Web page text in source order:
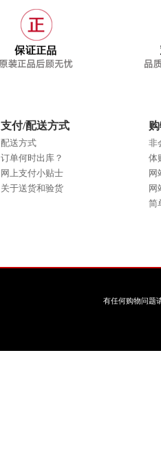
支付/配送方式
配送方式
订单何时出库？
网上支付小贴士
关于送货和验货
非
体
网
网
简
有任何购物问题